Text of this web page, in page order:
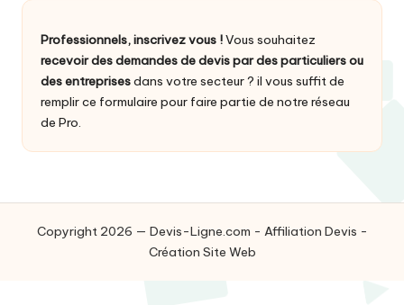
Professionnels, inscrivez vous !Vous souhaitez
recevoir des demandes de devis par des particuliers ou
des entreprisesdans votre secteur ? il vous suffit de
remplir ce formulaire pour faire partie de notre réseau
de Pro.
Copyright 2026 — Devis-Ligne.com - Affiliation Devis -
Création Site Web